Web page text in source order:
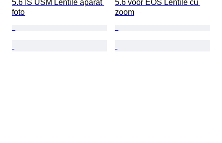
5.6 IS USM Lentile aparat
foto
5.6 voor EOS Lentile cu
zoom